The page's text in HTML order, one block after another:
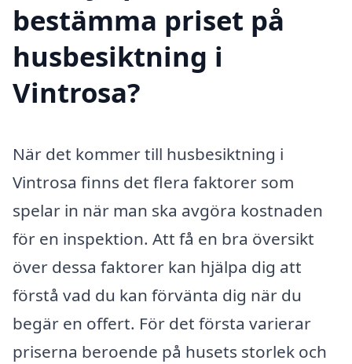
bestämma priset på
husbesiktning i
Vintrosa?
När det kommer till husbesiktning i
Vintrosa finns det flera faktorer som
spelar in när man ska avgöra kostnaden
för en inspektion. Att få en bra översikt
över dessa faktorer kan hjälpa dig att
förstå vad du kan förvänta dig när du
begär en offert. För det första varierar
priserna beroende på husets storlek och